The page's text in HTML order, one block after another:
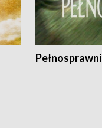
Pełnosprawni